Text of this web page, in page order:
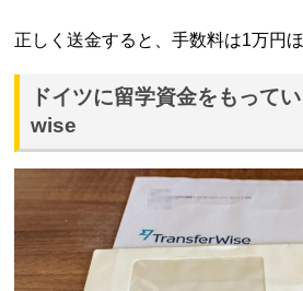
正しく送金すると、手数料は1万円ほ
ドイツに留学資金をもって
wise